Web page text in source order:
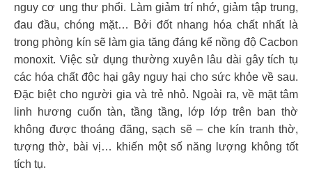
nguy cơ ung thư phổi. Làm giảm trí nhớ, giảm tập trung,
đau đầu, chóng mặt… Bởi đốt nhang hóa chất nhất là
trong phòng kín sẽ làm gia tăng đáng kể nồng độ Cacbon
monoxit. Việc sử dụng thường xuyên lâu dài gây tích tụ
các hóa chất độc hại gây nguy hại cho sức khỏe về sau.
Đặc biệt cho người gia và trẻ nhỏ. Ngoài ra, về mặt tâm
linh hương cuốn tàn, tầng tầng, lớp lớp trên ban thờ
không được thoáng đãng, sạch sẽ – che kín tranh thờ,
tượng thờ, bài vị… khiến một số năng lượng không tốt
tích tụ.